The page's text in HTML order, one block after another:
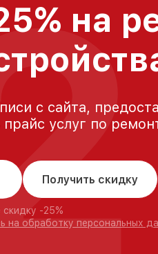
на
с сайта,
услуг по
Получить скидку
-25%
на обработку персональных